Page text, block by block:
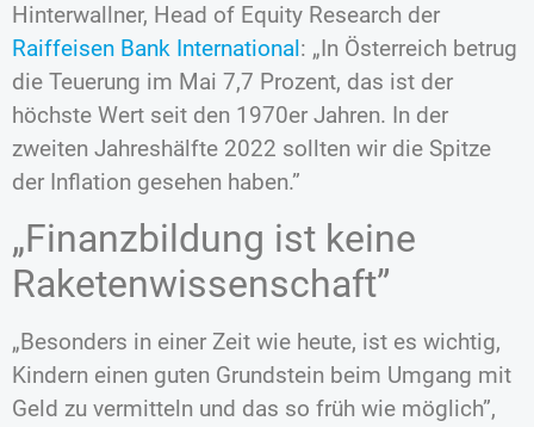
Hinterwallner, Head of Equity Research der
Raiffeisen Bank International: „In Österreich betrug
die Teuerung im Mai 7,7 Prozent, das ist der
höchste Wert seit den 1970er Jahren. In der
zweiten Jahreshälfte 2022 sollten wir die Spitze
der Inflation gesehen haben.”
„Finanzbildung ist keine
Raketenwissenschaft”
„Besonders in einer Zeit wie heute, ist es wichtig,
Kindern einen guten Grundstein beim Umgang mit
Geld zu vermitteln und das so früh wie möglich”,